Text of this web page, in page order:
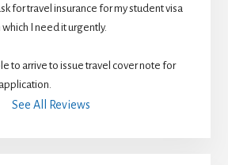
for travel insurance for my student visa
I need it urgently.
to arrive to issue travel cover note for
See All Reviews